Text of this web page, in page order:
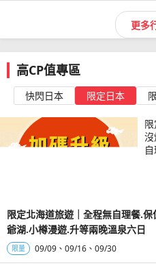
更多
高CP值專區
快閃日本 限定日本
限定北海道旅遊｜全程無自理餐.
爺湖.小樽漫遊.升等兩晚溫泉六日
限量 09/09 09/16 09/30